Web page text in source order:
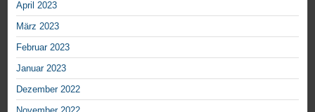
April 2023
März 2023
Februar 2023
Januar 2023
Dezember 2022